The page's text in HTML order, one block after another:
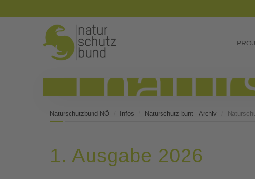
Naturschutzbund NÖ Infos Naturschutz bunt - Archiv
1. Ausgabe 2026